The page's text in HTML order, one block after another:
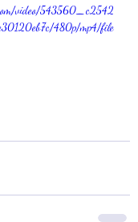
video/543560_c2542
480p/mp4/file